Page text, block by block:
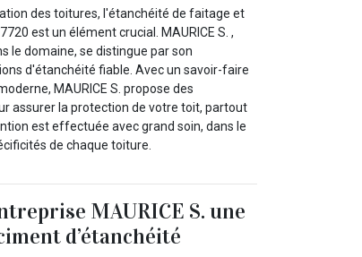
des toitures, l'étanchéité de faitage et
est un élément crucial. MAURICE S. ,
le domaine, se distingue par son
d'étanchéité fiable. Avec un savoir-faire
MAURICE S. propose des
assurer la protection de votre toit, partout
est effectuée avec grand soin, dans le
de chaque toiture.
MAURICE S. une
d’étanchéité